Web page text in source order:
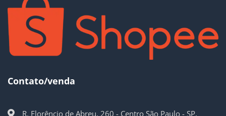
Contato/venda
R. Florêncio de Abreu, 260 - Centro São Paulo - SP,